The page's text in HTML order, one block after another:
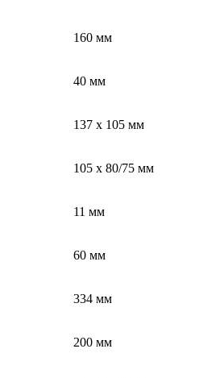
160 мм
40 мм
137 x 105 мм
105 x 80/75 мм
11 мм
60 мм
334 мм
200 мм